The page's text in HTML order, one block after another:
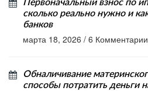
Первоначальный взнос по
сколько реально нужно и
банков
марта 18, 2026 / 6 Комментарии
Обналичивание
способы потратить деньги